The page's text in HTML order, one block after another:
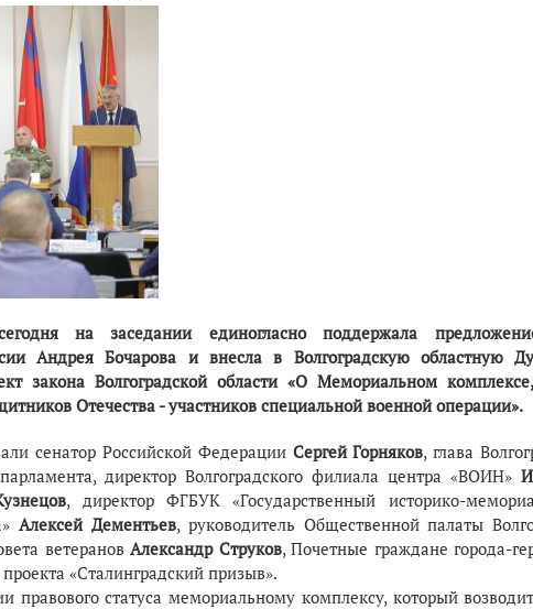
на заседании единогласно поддержала
Андрея Бочарова и внесла в Волгоградскую областную
закона Волгоградской области «О Мемориальном
Отечества - участников специальной военной операции».
сенатор Российской ФедерацииСергей Горняков, глава
директор Волгоградского филиала центра «ВОИН»
, директор ФГБУК «Государственный историко-
Алексей Дементьев, руководитель Общественной палаты
ветерановАлександр Струков, Почетные граждане города-
«Сталинградский призыв».
статуса мемориальному комплексу, который